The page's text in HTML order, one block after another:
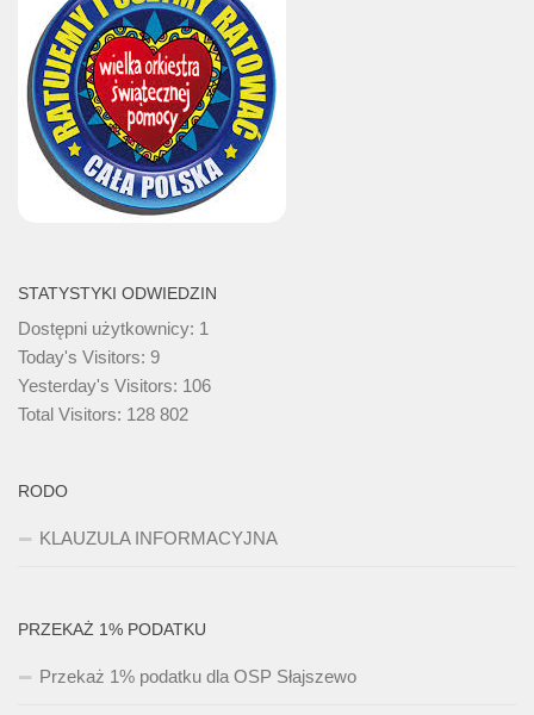
STATYSTYKI ODWIEDZIN
Dostępni użytkownicy: 1
Today's Visitors: 9
Yesterday's Visitors: 106
Total Visitors: 128 802
RODO
KLAUZULA INFORMACYJNA
PRZEKAŻ 1% PODATKU
Przekaż 1% podatku dla OSP Słajszewo